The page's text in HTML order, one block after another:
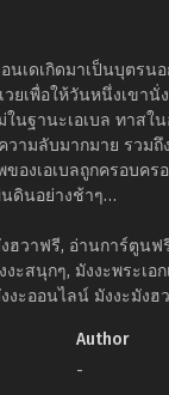
อนเดเกิดมาเป็นบุตร
ยเพื่อให้วันหนึ่งเขา
นฐานะเอเบล ทาส
วามลับมากมาย รวม
งเอเบลถูกครอบคร
นดินอย่างช้าๆ…
ฮวาฟรี, อ่านการ์ตูน
ะสนุกๆ, มังงะพระเ
งะออนไลน์ มังงะมังฮ
Author
-